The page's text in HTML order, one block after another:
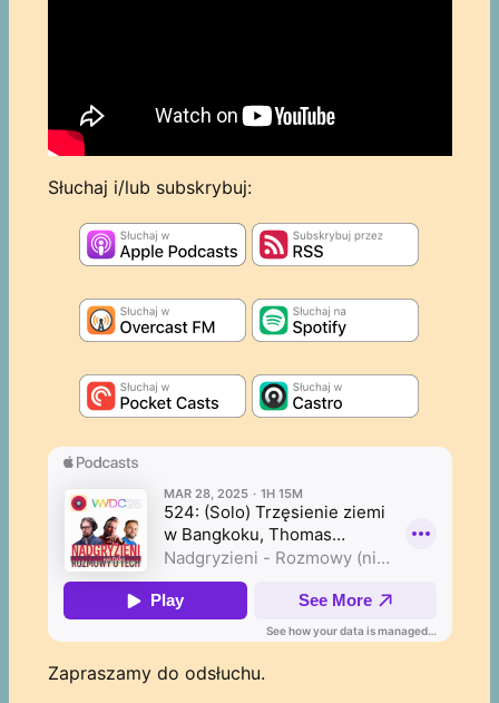
Słuchaj i/lub subskrybuj:
Zapraszamy do odsłuchu.